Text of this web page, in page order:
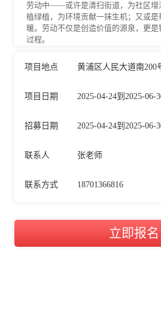
劳动中——或许是清扫街道，为社区增
植绿植，为环境贡献一抹生机；又或
暖。劳动不仅是创造价值的源泉，更
过程。
项目地点 黄浦区人民大道南200
项目日期 2025-04-24到2025-06-
招募日期 2025-04-24到2025-06-
联系人 张老师
联系方式 18701366816
立即报名